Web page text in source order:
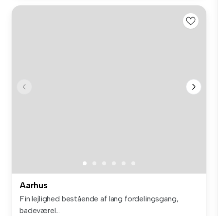
Aarhus
Fin lejlighed bestående af lang fordelingsgang,
badeværel...